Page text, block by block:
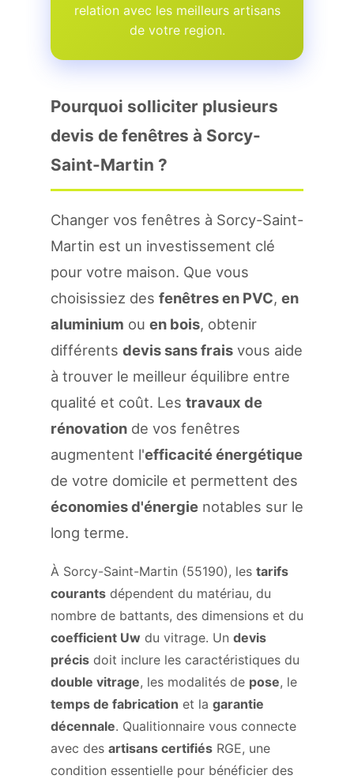
relation avec les meilleurs artisans
de votre region.
Pourquoi solliciter plusieurs
devis de fenêtres à Sorcy-
Saint-Martin ?
Changer vos fenêtres à Sorcy-Saint-
Martin est un investissement clé
pour votre maison. Que vous
choisissiez des fenêtres en PVC, en
aluminium ou en bois, obtenir
différents devis sans frais vous aide
à trouver le meilleur équilibre entre
qualité et coût. Les travaux de
rénovation de vos fenêtres
augmentent l'efficacité énergétique
de votre domicile et permettent des
économies d'énergie notables sur le
long terme.
À Sorcy-Saint-Martin (55190), les tarifs
courants dépendent du matériau, du
nombre de battants, des dimensions et du
coefficient Uw du vitrage. Un devis
précis doit inclure les caractéristiques du
double vitrage, les modalités de pose, le
temps de fabrication et la garantie
décennale. Qualitionnaire vous connecte
avec des artisans certifiés RGE, une
condition essentielle pour bénéficier des